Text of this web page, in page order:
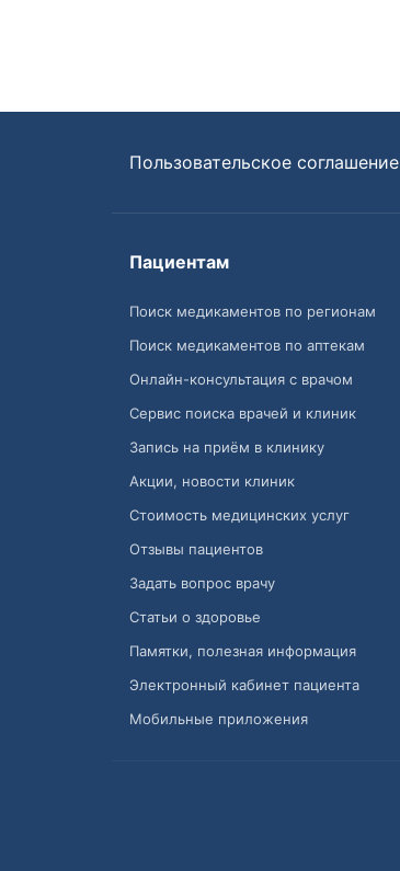
Пользовательское соглашение
Пациентам
Поиск медикаментов по регионам
Поиск медикаментов по аптекам
Онлайн-консультация с врачом
Сервис поиска врачей и клиник
Запись на приём в клинику
Акции, новости клиник
Стоимость медицинских услуг
Отзывы пациентов
Задать вопрос врачу
Статьи о здоровье
Памятки, полезная информация
Электронный кабинет пациента
Мобильные приложения